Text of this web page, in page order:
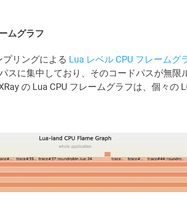
ムグラフ
プリングによる Lua レベル CPU フレームグ
スに集中しており、そのコードパスが無限
の Lua CPU フレームグラフは、個々の